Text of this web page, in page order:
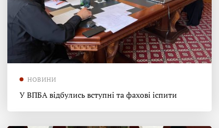
НОВИНИ
У ВПБА відбулись вступні та фахові іспити